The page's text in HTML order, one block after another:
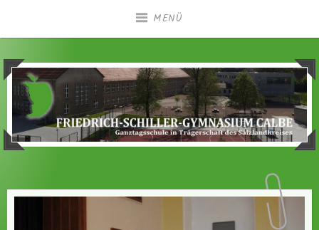
MENÜ
Friedrich-Schiller-
Gymnasium Calbe
Ganztagsgymnasium in Trägerschaft des
Salzlandkreises